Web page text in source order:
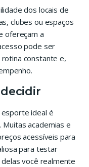
dos locais de
clubes ou espaços
ofereçam a
pode ser
constante e,
ideal é
academias e
acessíveis para
para testar
você realmente